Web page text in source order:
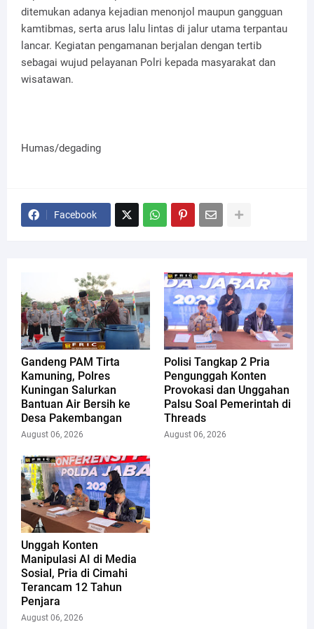
ditemukan adanya kejadian menonjol maupun gangguan
kamtibmas, serta arus lalu lintas di jalur utama terpantau
lancar. Kegiatan pengamanan berjalan dengan tertib
sebagai wujud pelayanan Polri kepada masyarakat dan
wisatawan.
Humas/degading
Facebook
Gandeng PAM Tirta
Kamuning, Polres
Kuningan Salurkan
Bantuan Air Bersih ke
Desa Pakembangan
August 06, 2026
Polisi Tangkap 2 Pria
Pengunggah Konten
Provokasi dan Unggahan
Palsu Soal Pemerintah di
Threads
August 06, 2026
Unggah Konten
Manipulasi AI di Media
Sosial, Pria di Cimahi
Terancam 12 Tahun
Penjara
August 06, 2026